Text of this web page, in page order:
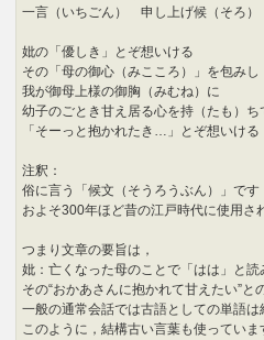
一言（いちごん） 申し上げ候（そろ）
妣の「優しき」とぞ想いける
その「母の御心（みこころ）」を包みし
我が御母上様の御胸（みむね）に
幼子のごとき甘え居る心を持（たも）ち
「そーっと抱かれたき…」とぞ想いける
注釈：
俗に言う「候文（そうろうぶん）」です
およそ300年ほど昔の江戸時代に使用さ
つまり文章の要旨は，
妣：亡くなった母のことで「はは」と読
その“おかあさんに抱かれて甘えたい”と
一般の通常会話では古語としての単語は
このように，結構古い言葉も使っていま